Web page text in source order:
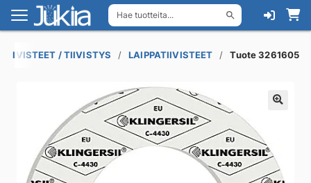
Hae tuotteita...
Siirry
navigointiin
Siirry
sisältöön
TIIVISTEET / TIIVISTYS LAIPPATIIVISTEET Tuote 3261605